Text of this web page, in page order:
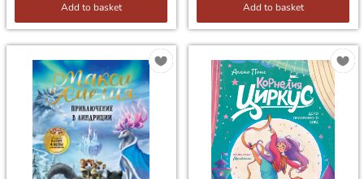
Add to basket Add to basket